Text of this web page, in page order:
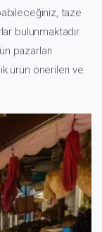
taze
bulunmaktadır.
pazarları
ürün önerileri ve